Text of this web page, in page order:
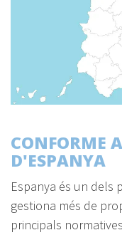
CONFORME
D'ESPANYA
Espanya és un dels
gestiona més de
principals